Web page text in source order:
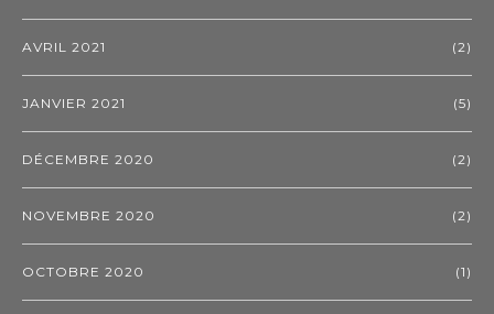
AVRIL 2021 (2)
JANVIER 2021 (5)
DÉCEMBRE 2020 (2)
NOVEMBRE 2020 (2)
OCTOBRE 2020 (1)